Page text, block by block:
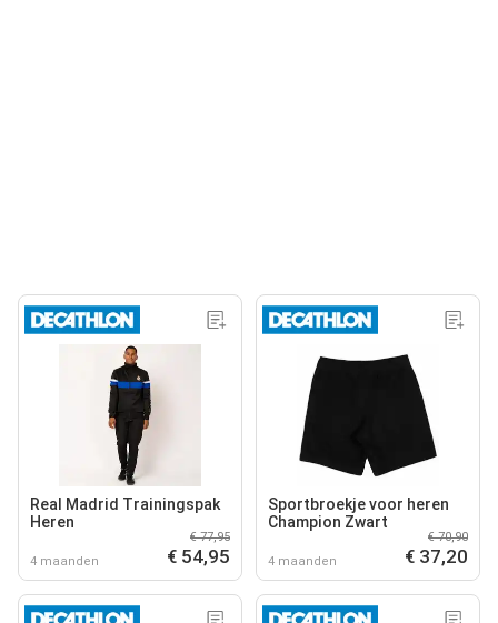
Real Madrid Trainingspak
Heren
4 maanden
€ 77,95
€ 54,95
Sportbroekje voor heren
Champion Zwart
4 maanden
€ 70,90
€ 37,20